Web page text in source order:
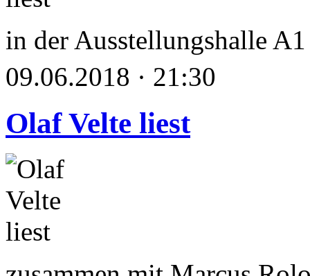
in der Ausstellungshalle A1
09.06.2018 · 21:30
Olaf Velte liest